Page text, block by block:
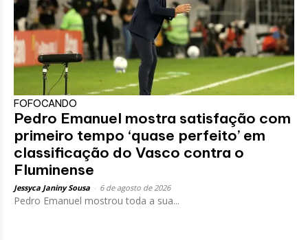
FOFOCANDO
Pedro Emanuel mostra satisfação com
primeiro tempo ‘quase perfeito’ em
classificação do Vasco contra o
Fluminense
Jessyca Janiny Sousa 6 de agosto de 2026
Pedro Emanuel mostrou toda a sua...